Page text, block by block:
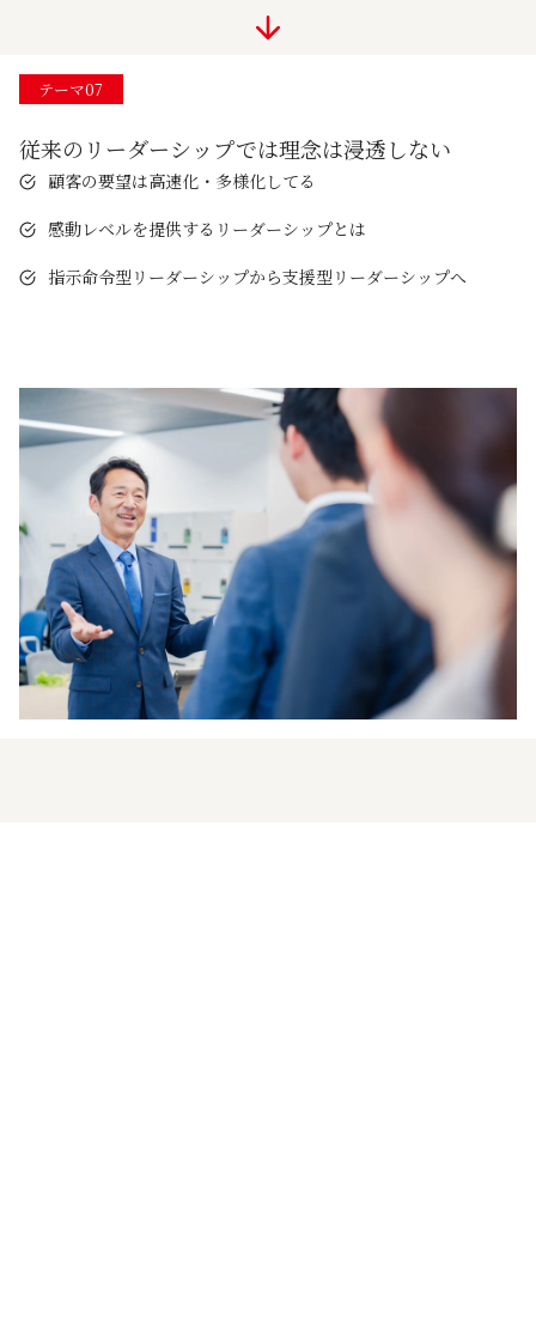
テーマ07
従来のリーダーシップでは理念は浸透しない
顧客の要望は高速化・多様化してる
感動レベルを提供するリーダーシップとは
指示命令型リーダーシップから支援型リーダーシップへ